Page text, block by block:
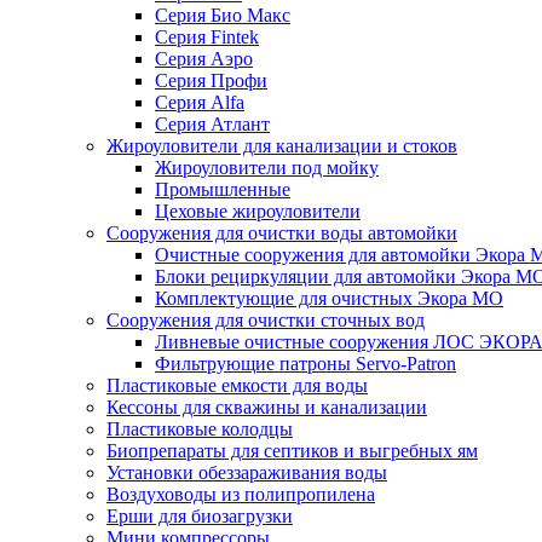
Серия Био Макс
Серия Fintek
Серия Аэро
Серия Профи
Серия Alfa
Серия Атлант
Жироуловители для канализации и стоков
Жироуловители под мойку
Промышленные
Цеховые жироуловители
Сооружения для очистки воды автомойки
Очистные сооружения для автомойки Экора
Блоки рециркуляции для автомойки Экора
Комплектующие для очистных Экора МО
Сооружения для очистки сточных вод
Ливневые очистные сооружения ЛОС ЭКОРА
Фильтрующие патроны Servo-Patron
Пластиковые емкости для воды
Кессоны для скважины и канализации
Пластиковые колодцы
Биопрепараты для септиков и выгребных ям
Установки обеззараживания воды
Воздуховоды из полипропилена
Ерши для биозагрузки
Мини компрессоры